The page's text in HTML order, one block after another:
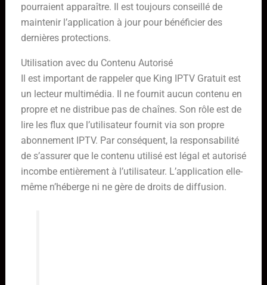
pourraient apparaître. Il est toujours conseillé de
maintenir l’application à jour pour bénéficier des
dernières protections.
Utilisation avec du Contenu Autorisé
Il est important de rappeler que King IPTV Gratuit est
un lecteur multimédia. Il ne fournit aucun contenu en
propre et ne distribue pas de chaînes. Son rôle est de
lire les flux que l’utilisateur fournit via son propre
abonnement IPTV. Par conséquent, la responsabilité
de s’assurer que le contenu utilisé est légal et autorisé
incombe entièrement à l’utilisateur. L’application elle-
même n’héberge ni ne gère de droits de diffusion.